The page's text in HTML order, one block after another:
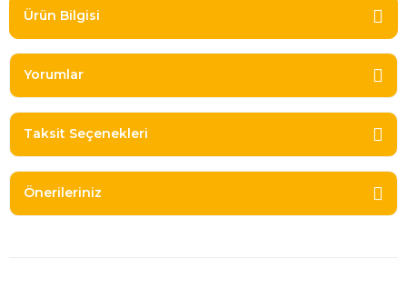
Ürün Bilgisi
Yorumlar
Taksit Seçenekleri
Önerileriniz